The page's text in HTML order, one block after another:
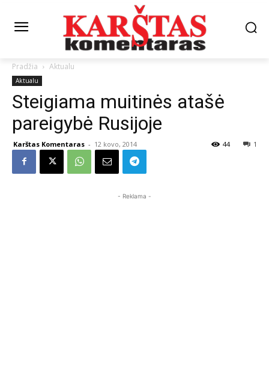
Pradžia Aktualu
Aktualu
Steigiama muitinės atašė
pareigybė Rusijoje
Karštas Komentaras - 12 kovo, 2014 1
44
- Reklama -